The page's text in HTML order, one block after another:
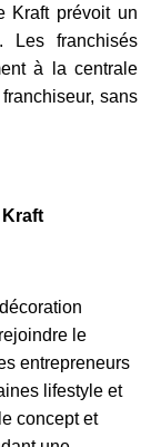
Kraft prévoit un
Les franchisés
à la centrale
sans
le
entrepreneurs
lifestyle et
concept et